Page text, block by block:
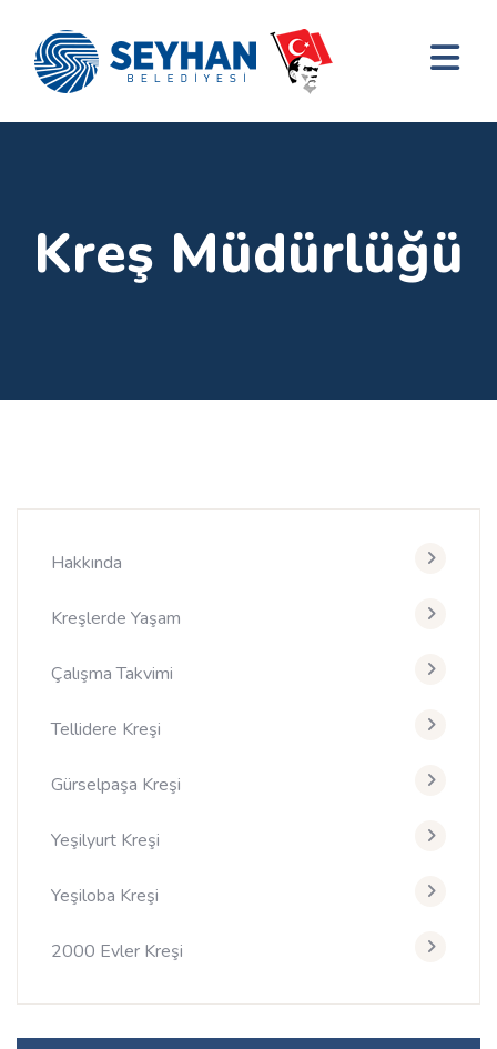
Kreş Müdürlüğü
Hakkında
Kreşlerde Yaşam
Çalışma Takvimi
Tellidere Kreşi
Gürselpaşa Kreşi
Yeşilyurt Kreşi
Yeşiloba Kreşi
2000 Evler Kreşi